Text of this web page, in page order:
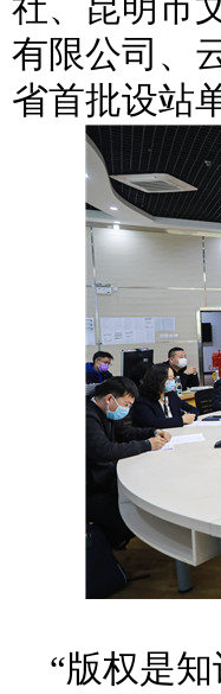
社、昆明市
有限公司、
省首批设站
“版权是